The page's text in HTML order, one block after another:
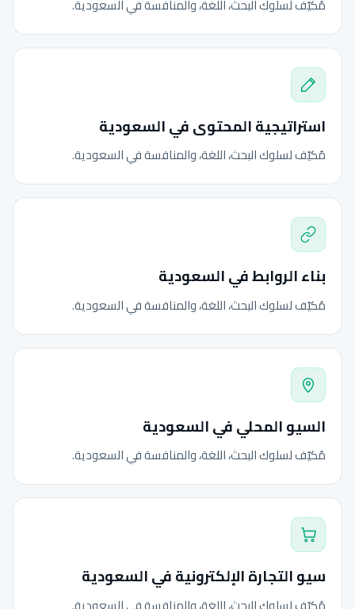
مُكيّف لسلوك البحث، اللغة، والمنافسة في السعودية.
استراتيجية المحتوى في السعودية
مُكيّف لسلوك البحث، اللغة، والمنافسة في السعودية.
بناء الروابط في السعودية
مُكيّف لسلوك البحث، اللغة، والمنافسة في السعودية.
السيو المحلي في السعودية
مُكيّف لسلوك البحث، اللغة، والمنافسة في السعودية.
سيو التجارة الإلكترونية في السعودية